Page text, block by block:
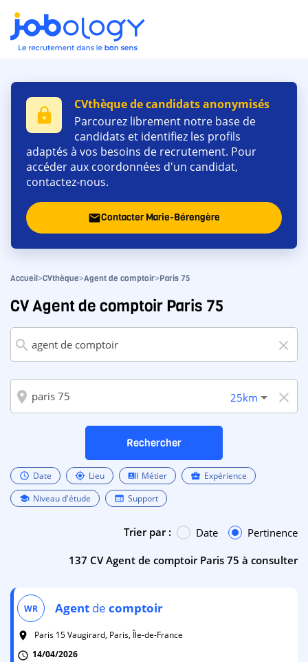
lock
CVthèque de candidats anonymisés
Parcourez librement notre base de
candidats et identifiez les profils
adaptés à vos besoins de recrutement. Pour
accéder aux coordonnées d'un candidat,
contactez-nous.
emailContacter Marie-Bérengère
Accueil>CVthèque>Agent de comptoir>Paris 75
CV Agent de comptoir Paris 75
search close
room 25km close
Rechercher
schedule Date my_location Lieu recent_actors Métier business_center Expérience
school Niveau d'étude web Support
137 CV Agent de comptoir Paris 75 à consulter
Trier par : Date Pertinence
WR Agent de comptoir
room
Paris 15 Vaugirard, Paris, Île-de-France
schedule 14/04/2026